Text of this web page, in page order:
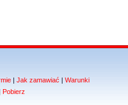
| Jak zamawiać | Warunki
Pobierz